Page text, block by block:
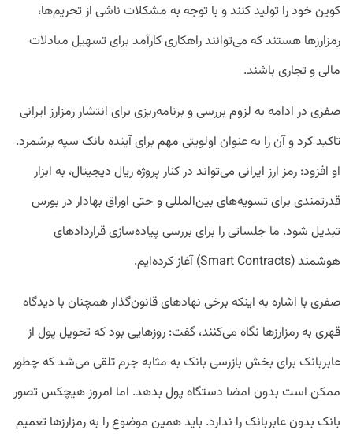
کوین خود را تولید کنند و با توجه به مشکلات ناشی از تحریم‌ها،
رمزارزها هستند که می‌توانند راهکاری کارآمد برای تسهیل مبادلات
مالی و تجاری باشند.
صفری در ادامه به لزوم بررسی و برنامه‌ریزی برای انتشار رمزارز ایرانی
تاکید کرد و آن را به عنوان اولویتی مهم برای آینده بانک سپه برشمرد.
او افزود: رمز ارز ایرانی می‌تواند در کنار پروژه ریال دیجیتال، به ابزار
قدرتمندی برای تسویه‌های بین‌المللی و حتی اوراق بهادار در بورس
تبدیل شود. ما جلساتی را برای بررسی پیاده‌سازی قراردادهای
هوشمند (Smart Contracts) آغاز کرده‌ایم.
صفری با اشاره به اینکه برخی نهادهای قانون‌گذار همچنان با دیدگاه
قهری به رمزارزها نگاه می‌کنند، گفت: روزهایی بود که تحویل پول از
عابربانک برای بخش بازرسی بانک به مثابه جرم تلقی می‌شد که چطور
ممکن است بدون امضا دستگاه پول بدهد. اما امروز هیچکس تصور
بانک بدون عابربانک را ندارد. باید همین موضوع را به رمزارزها تعمیم